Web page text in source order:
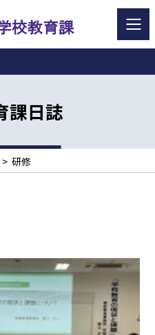
課日誌
> 研修